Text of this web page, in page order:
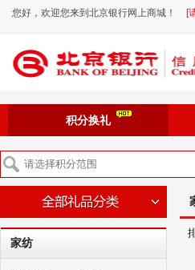
您好，欢迎您来到北京银行网上商城！ [
积分换礼
家纺